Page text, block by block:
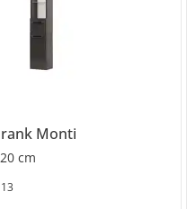
Monti
cm
13